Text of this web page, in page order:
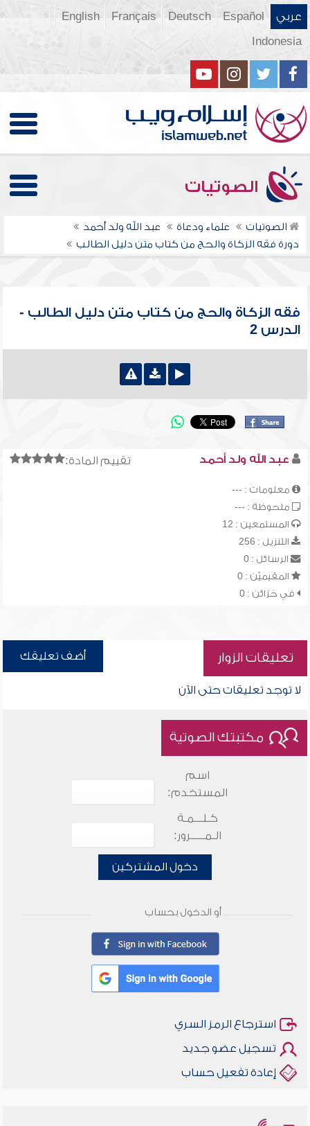
عربي Español
Deutsch
Français
English
Indonesia
الصوتيات
الصوتيات علماء ودعاة
عبد الله ولد أحمد
دورة فقه الزكاة والحج من كتاب متن دليل الطالب
فقه الزكاة والحج من كتاب متن دليل الطالب -
الدرس 2
تقييم المادة: عبد الله ولد أحمد
معلومات : ---
ملحوظة : ---
المستمعين : 12
التنزيل : 256
الرسائل : 0
المقيميّن : 0
في خزائن : 0
تعليقات الزوار أضف تعليقك
لا توجد تعليقات حتى الآن
مكتبتك الصوتية
اسم
المستخدم:
كـلـــمـة
الـمـــــرور:
دخول المشتركين
أو الدخول بحساب
استرجاع الرمز السري
تسجيل عضو جديد
إعادة تفعيل حساب